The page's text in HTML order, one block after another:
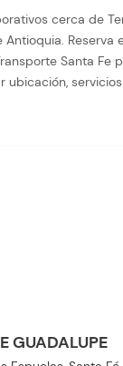
cerca de
Antioquia. Reserva
Santa Fe
ubicación,
GUADALUPE